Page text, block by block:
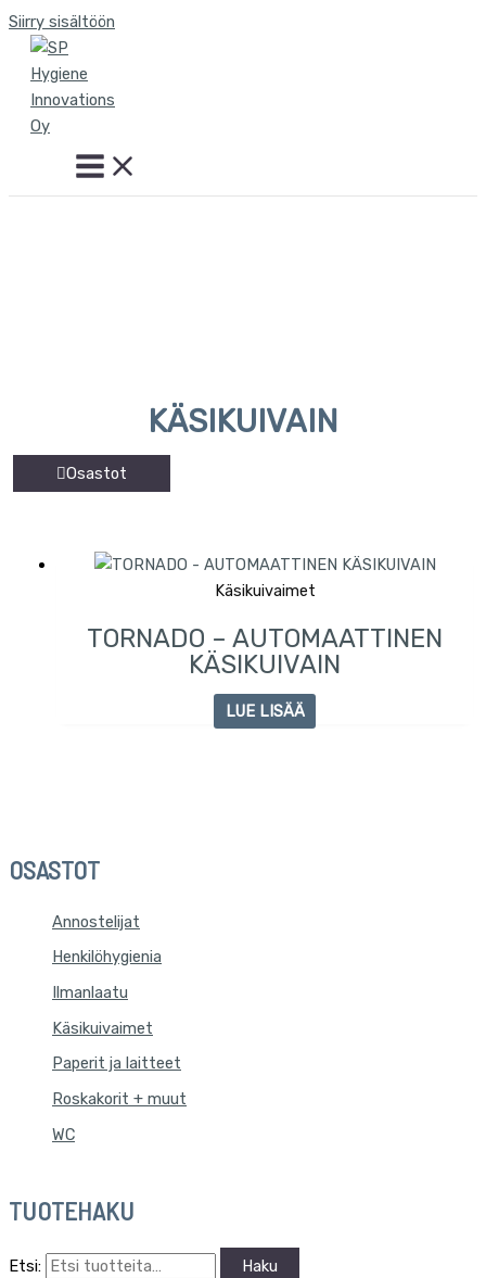
Siirry sisältöön
OSASTOT
Annostelijat
Henkilöhygienia
Ilmanlaatu
Käsikuivaimet
Paperit ja laitteet
Roskakorit + muut
WC
TUOTEHAKU
Etsi: Haku
KÄSIKUIVAIN
Osastot
Käsikuivaimet
TORNADO – AUTOMAATTINEN
KÄSIKUIVAIN
LUE LISÄÄ